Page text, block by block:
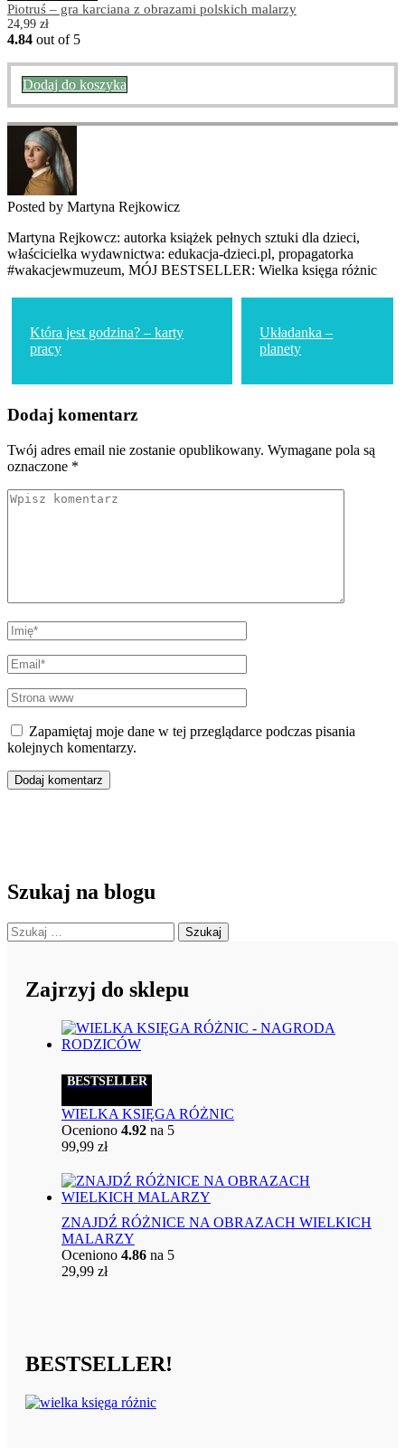
Piotruś – gra karciana z obrazami polskich malarzy
24,99 zł
4.84 out of 5
Dodaj do koszyka
Posted by Martyna Rejkowicz
Martyna Rejkowcz: autorka książek pełnych sztuki dla dzieci,
właścicielka wydawnictwa: edukacja-dzieci.pl, propagatorka
#wakacjewmuzeum, MÓJ BESTSELLER: Wielka księga różnic
Nawigacja
wpisu
Która jest godzina? – karty
pracy
Układanka –
planety
Dodaj komentarz
Twój adres email nie zostanie opublikowany. Wymagane pola są
oznaczone *
Comment
Imię*
Email*
Strona
www
Zapamiętaj moje dane w tej przeglądarce podczas pisania
kolejnych komentarzy.
Szukaj na blogu
Szukaj:
Zajrzyj do sklepu
BESTSELLER
WIELKA KSIĘGA RÓŻNIC
Oceniono 4.92 na 5
99,99 zł
ZNAJDŹ RÓŻNICE NA OBRAZACH WIELKICH
MALARZY
Oceniono 4.86 na 5
29,99 zł
BESTSELLER!